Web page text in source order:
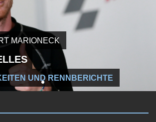
MARIONECK
UND RENNBERICHTE